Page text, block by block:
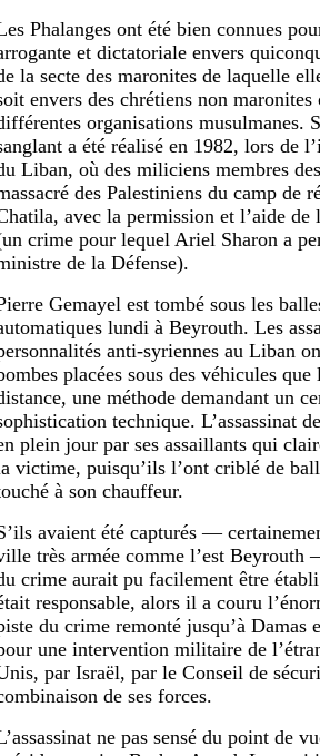
Phalanges ont été bien connues
et dictatoriale envers
la secte des maronites de laquelle
envers des chrétiens non maronites
organisations musulmanes.
a été réalisé en 1982, lors de
Liban, où des miliciens membres
des Palestiniens du camp de
avec la permission et l’aide de
crime pour lequel Ariel Sharon a
de la Défense).
Gemayel est tombé sous les
lundi à Beyrouth. Les
anti-syriennes au Liban
placées sous des véhicules
une méthode demandant un
technique. L’assassinat
plein jour par ses assaillants qui
victime, puisqu’ils l’ont criblé de
à son chauffeur.
avaient été capturés —
très armée comme l’est
crime aurait pu facilement être
responsable, alors il a couru
du crime remonté jusqu’à Damas
une intervention militaire de
par Israël, par le Conseil de
de ses forces.
ne pas sensé du point de